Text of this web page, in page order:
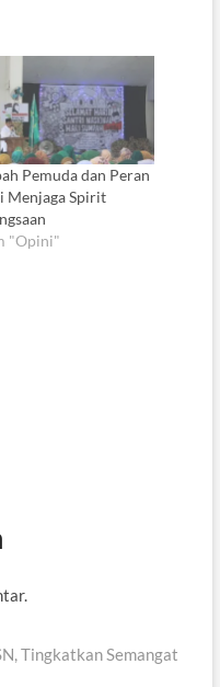
Pemuda dan Peran
Menjaga Spirit
"Opini"
Tingkatkan Semangat